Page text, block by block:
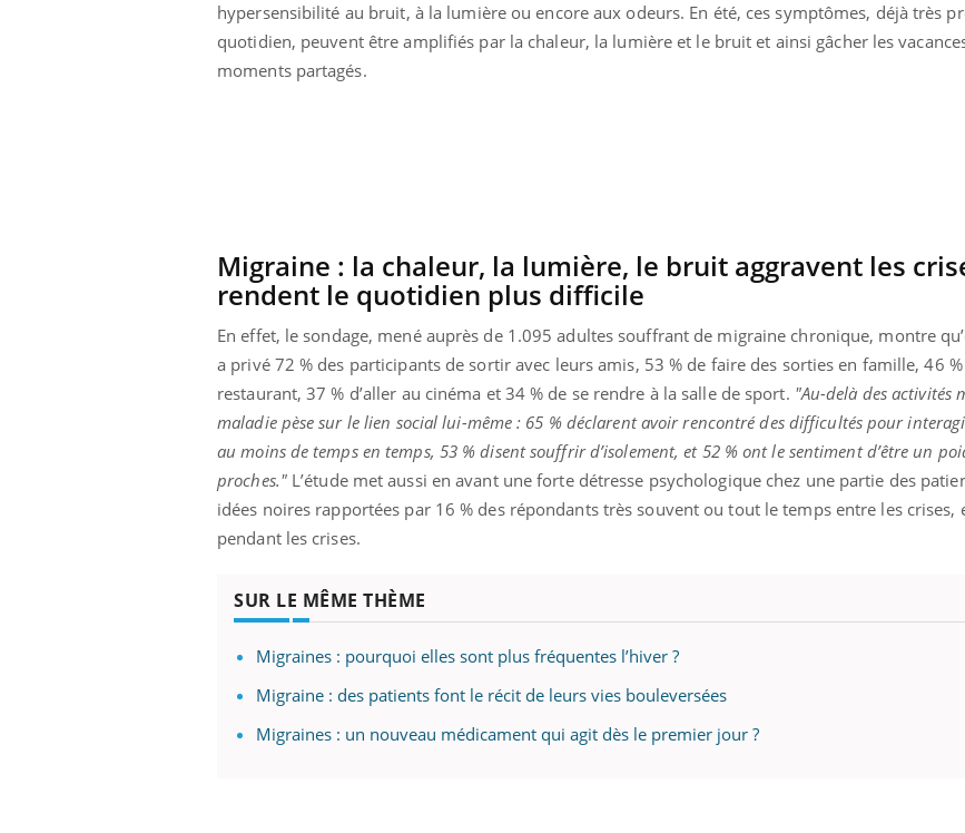
hypersensibilité au bruit, à la lumière ou encore aux odeurs. En été, ces symptômes, déjà très
quotidien, peuvent être amplifiés par la chaleur, la lumière et le bruit et ainsi gâcher les
moments partagés.
Migraine : la chaleur, la lumière, le bruit aggravent les
rendent le quotidien plus difficile
En effet, le sondage, mené auprès de 1.095 adultes souffrant de migraine chronique, montre
a privé 72 % des participants de sortir avec leurs amis, 53 % de faire des sorties en famille, 46 %
restaurant, 37 % d’aller au cinéma et 34 % de se rendre à la salle de sport. "Au-delà des activités
maladie pèse sur le lien social lui-même : 65 % déclarent avoir rencontré des difficultés pour
au moins de temps en temps, 53 % disent souffrir d’isolement, et 52 % ont le sentiment d’être un
proches."L’étude met aussi en avant une forte détresse psychologique chez une partie des
idées noires rapportées par 16 % des répondants très souvent ou tout le temps entre les crises,
pendant les crises.
SUR LE MÊME THÈME
Migraines : pourquoi elles sont plus fréquentes l’hiver ?
Migraine : des patients font le récit de leurs vies bouleversées
Migraines : un nouveau médicament qui agit dès le premier jour ?